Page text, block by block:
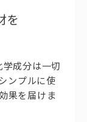
を
成分は一切
ンプルに使
果を届けま